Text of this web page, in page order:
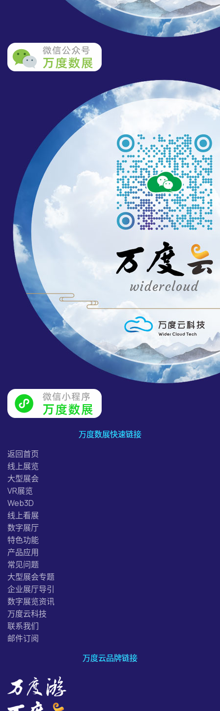
万度数展快速链接
返回首页
线上展览
大型展会
VR展览
Web3D
线上看展
数字展厅
特色功能
产品应用
常见问题
大型展会专题
企业展厅导引
数字展览资讯
万度云科技
联系我们
邮件订阅
万度云品牌链接